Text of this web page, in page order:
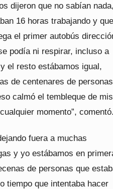
dijeron que no sabían nada,
16 horas trabajando y que
el primer autobús
podía ni respirar, incluso a
el resto estábamos igual,
de centenares de personas
calmó el tembleque de mis
momento”, comentó.
fuera a muchas
y yo estábamos en
de personas que
tiempo que intentaba hacer